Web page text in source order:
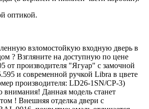
оптикой.
взломостойкую входную дверь в
? Взгляните на доступную по цене
от производителя "Ягуар" с замочной
и современной ручкой Libra в цвете
производителя: LD26-1SN/CP-3)
внимания! Данная модель станет
! Внешняя отделка двери с